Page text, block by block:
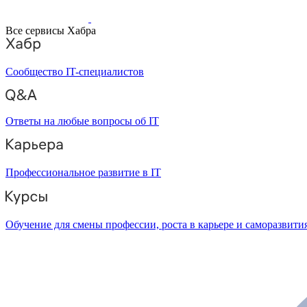
Все сервисы Хабра
Сообщество IT-специалистов
Ответы на любые вопросы об IT
Профессиональное развитие в IT
Обучение для смены профессии, роста в карьере и